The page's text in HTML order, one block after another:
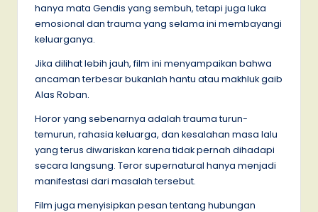
hanya mata Gendis yang sembuh, tetapi juga luka
emosional dan trauma yang selama ini membayangi
keluarganya.
Jika dilihat lebih jauh, film ini menyampaikan bahwa
ancaman terbesar bukanlah hantu atau makhluk gaib
Alas Roban.
Horor yang sebenarnya adalah trauma turun-
temurun, rahasia keluarga, dan kesalahan masa lalu
yang terus diwariskan karena tidak pernah dihadapi
secara langsung. Teror supernatural hanya menjadi
manifestasi dari masalah tersebut.
Film juga menyisipkan pesan tentang hubungan